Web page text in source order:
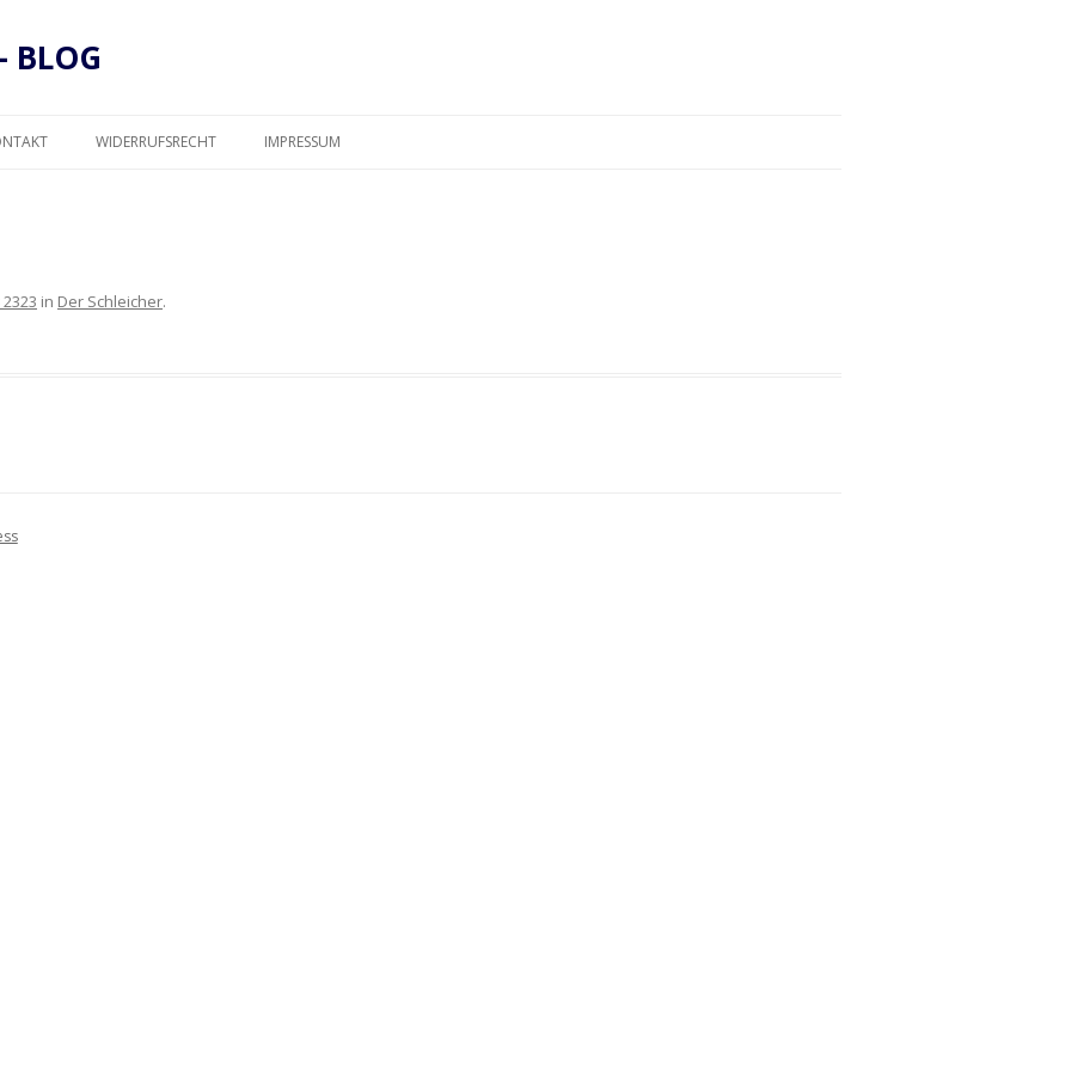
BLOG
Inhalt
WIDERRUFSRECHT IMPRESSUM
2323 in Der Schleicher.